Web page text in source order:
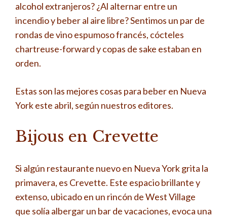
alcohol extranjeros? ¿Al alternar entre un
incendio y beber al aire libre? Sentimos un par de
rondas de vino espumoso francés, cócteles
chartreuse-forward y copas de sake estaban en
orden.
Estas son las mejores cosas para beber en Nueva
York este abril, según nuestros editores.
Bijous en Crevette
Si algún restaurante nuevo en Nueva York grita la
primavera, es Crevette. Este espacio brillante y
extenso, ubicado en un rincón de West Village
que solía albergar un bar de vacaciones, evoca una